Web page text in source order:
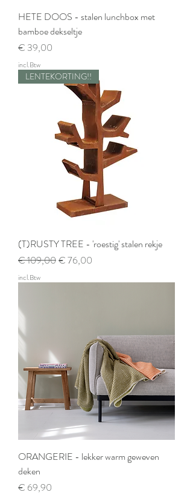
HETE DOOS - stalen lunchbox met
bamboe dekseltje
Prijs
€ 39,00
incl.Btw
LENTEKORTING!!
(T)RUSTY TREE - 'roestig' stalen rekje
Normale prijs
€ 109,00Verkoopprijs
€ 76,00
incl.Btw
ORANGERIE - lekker warm geweven
deken
Prijs
€ 69,90